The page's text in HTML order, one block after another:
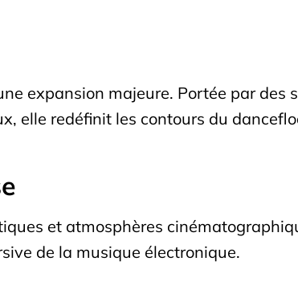
expansion majeure. Portée par
elle redéfinit les contours du
et atmosphères
de la musique électronique.